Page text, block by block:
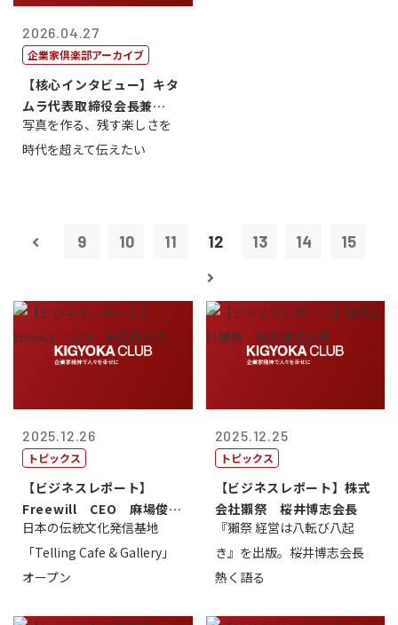
2026.04.27
企業家倶楽部アーカイブ
【核心インタビュー】キタ
ムラ代表取締役会長兼
CEO 北村正志
写真を作る、残す楽しさを
時代を超えて伝えたい
9 10 11 12 13 14 15
2025.12.26
トピックス
【ビジネスレポート】
Freewill CEO 麻場俊行
氏
日本の伝統文化発信基地
「Telling Cafe & Gallery」
オープン
2025.12.25
トピックス
【ビジネスレポート】株式
会社獺祭 桜井博志会長
『獺祭 経営は八転び八起
き』を出版。桜井博志会長
熱く語る